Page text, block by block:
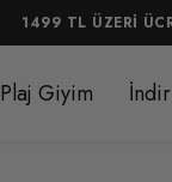
1499 TL ÜZERİ
Plaj Giyim